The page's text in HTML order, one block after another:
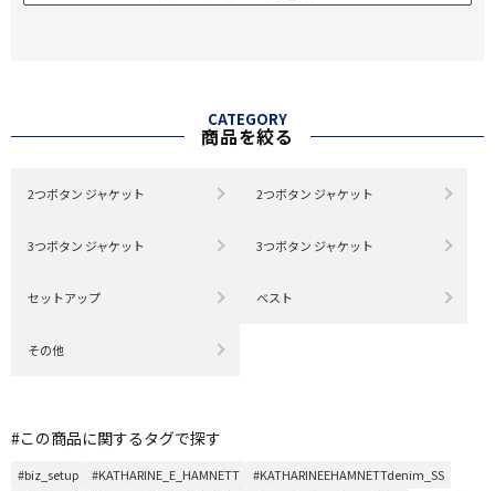
CATEGORY
商品を絞る
2つボタン ジャケット 2つボタン ジャケット
3つボタン ジャケット 3つボタン ジャケット
セットアップ ベスト
その他
#この商品に関するタグで探す
#biz_setup #KATHARINE_E_HAMNETT
#KATHARINEEHAMNETTdenim_SS